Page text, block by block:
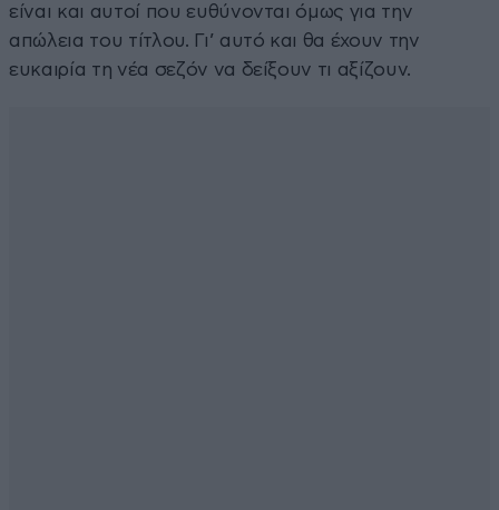
είναι και αυτοί που ευθύνονται όμως για την
απώλεια του τίτλου. Γι’ αυτό και θα έχουν την
ευκαιρία τη νέα σεζόν να δείξουν τι αξίζουν.